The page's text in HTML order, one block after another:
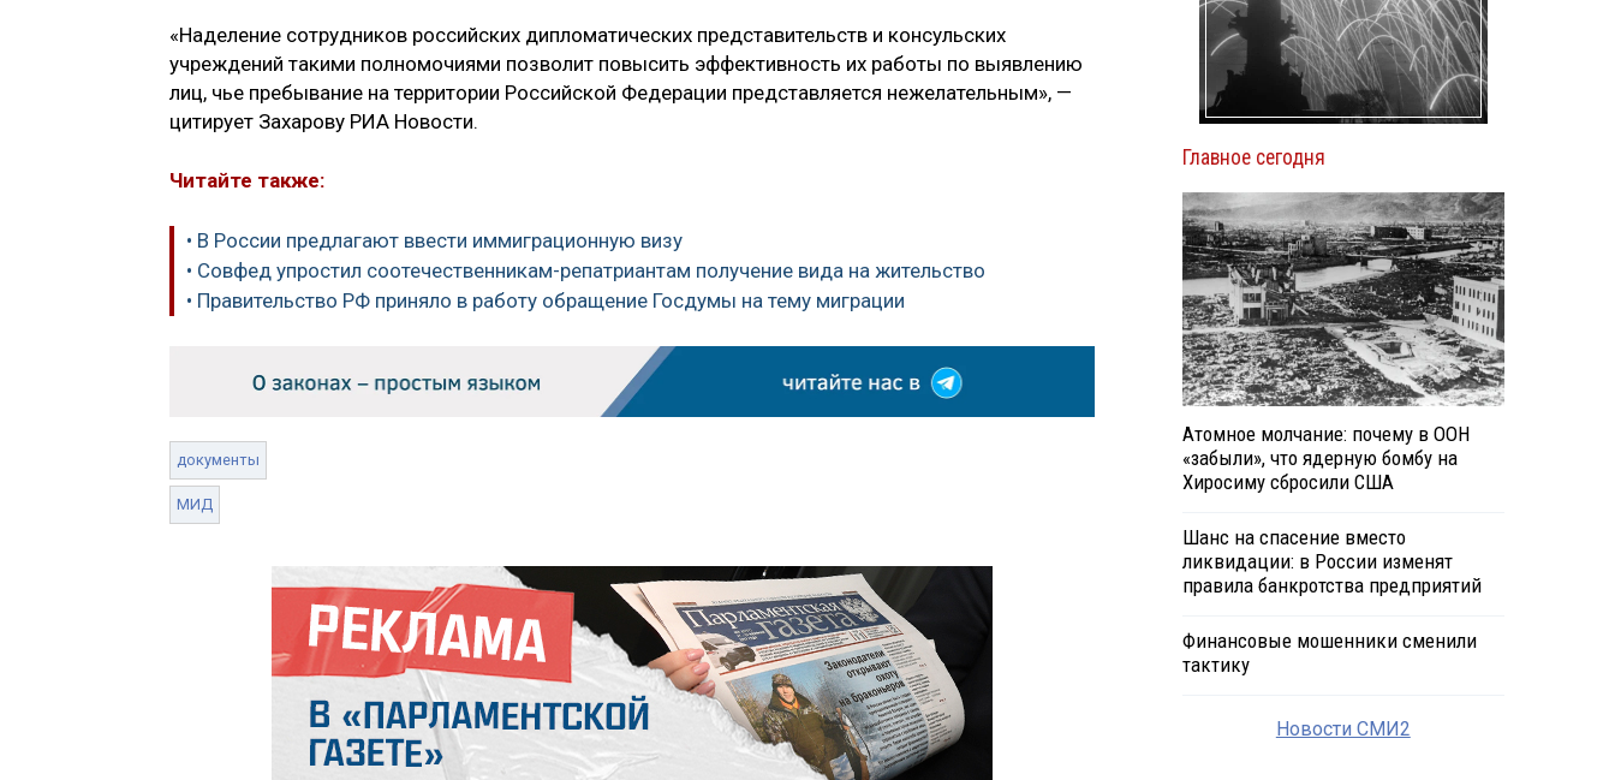
«Наделение сотрудников российских дипломатических представительств и консульских
учреждений такими полномочиями позволит повысить эффективность их работы по выявлению
лиц, чье пребывание на территории Российской Федерации представляется нежелательным», —
цитирует Захарову РИА Новости.
Читайте также:
• В России предлагают ввести иммиграционную визу
• Совфед упростил соотечественникам-репатриантам получение вида на жительство
• Правительство РФ приняло в работу обращение Госдумы на тему миграции
документы
МИД
Главное сегодня
Атомное молчание: почему в ООН
«забыли», что ядерную бомбу на
Хиросиму сбросили США
Шанс на спасение вместо
ликвидации: в России изменят
правила банкротства предприятий
Финансовые мошенники сменили
тактику
Новости СМИ2